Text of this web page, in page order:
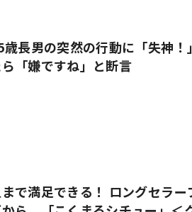
長男の突然の行動に「失神！
「嫌ですね」と断言
で満足できる！ ロングセラー